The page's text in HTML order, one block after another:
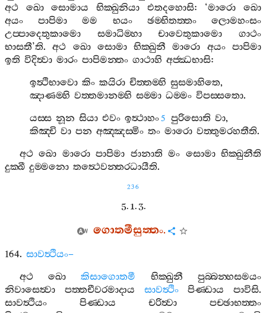
අථ
ඛො සොමාය භික‍්ඛුනියා එතදහොසි: ‘මාරො
ඛො
අයං
පාපිමා මම භයං ඡම‍්භිතත‍්තං
ලොමහංසං
උප‍්පාදෙතුකාමො
සමාධිම‍්හා චාවෙතුකාමො
ගාථං
භාසතී’ති.අථ ඛො සොමා භික‍්ඛුනී මාරො අයං පාපිමා
ඉති විදිත්‍වා මාරං පාපිමන‍්තං ගාථාහි අජ‍්ඣභාසි:
ඉත්‍ථිභාවො කිං කයිරා චිත‍්තම‍්හි සුසමාහිතෙ,
ඤාණම‍්හි වත‍්තමානම‍්හි සම‍්මා ධම‍්මං විපස‍්සතො.
යස‍්ස නූන සියා එවං ඉත්‍ථාහං5 පුරිසොති වා,
කිඤ‍්චි වා පන අඤ‍්ඤස‍්මිං තං මාරො වත‍්තුමරහතීති.
අථ ඛො මාරො පාපිමා ජානාති මං සොමා භික‍්ඛුනීති
දුක‍්ඛී දුම‍්මනො තත්‍ථෙවන‍්තරධායීති.
236
5. 1. 3.
ගොතමීසුත‍්තං.
164. සාවත්‍ථියං–
අථ
ඛො කිසාගොතමී භික‍්ඛුනී
පුබ‍්බන‍්හසමයං
නිවාසෙත්‍වා
පත‍්තචීවරමාදාය සාවත්‍ථිං පිණ‍්ඩාය පාවිසි.
සාවත්‍ථියං
පිණ‍්ඩාය චරිත්‍වා
පච‍්ඡාභත‍්තං